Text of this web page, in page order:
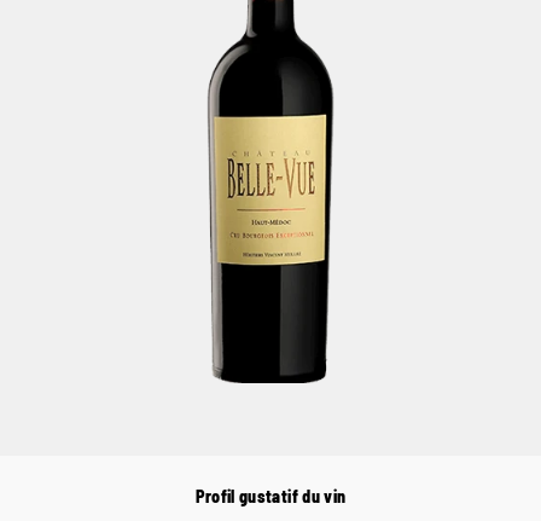
Profil gustatif du vin